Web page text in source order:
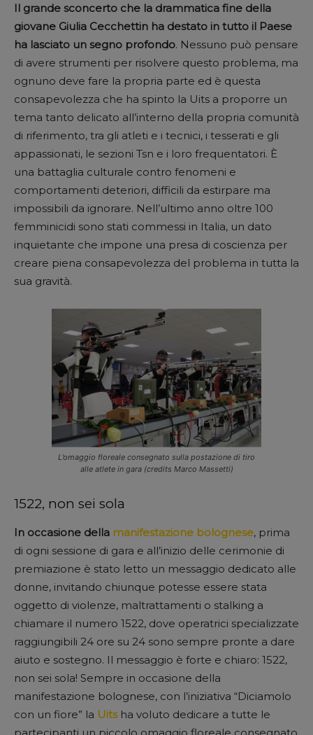
Il grande sconcerto che la drammatica fine della
giovane Giulia Cecchettin ha destato in tutto il Paese
ha lasciato un segno profondo. Nessuno può pensare
di avere strumenti per risolvere questo problema, ma
ognuno deve fare la propria parte ed è questa
consapevolezza che ha spinto la Uits a proporre un
tema tanto delicato all’interno della propria comunità
di riferimento, tra gli atleti e i tecnici, i tesserati e gli
appassionati, le sezioni Tsn e i loro frequentatori. È
una battaglia culturale contro fenomeni e
comportamenti deteriori, difficili da estirpare ma
impossibili da ignorare. Nell’ultimo anno oltre 100
femminicidi sono stati commessi in Italia, un dato
inquietante che impone una presa di coscienza per
creare piena consapevolezza del problema in tutta la
sua gravità.
L’omaggio floreale consegnato sulla postazione di tiro
alle atlete in gara (credits Marco Massetti)
1522, non sei sola
In occasione della manifestazione bolognese, prima
di ogni sessione di gara e all’inizio delle cerimonie di
premiazione è stato letto un messaggio dedicato alle
donne, invitando chiunque potesse essere stata
oggetto di violenze, maltrattamenti o stalking a
chiamare il numero 1522, dove operatrici specializzate
raggiungibili 24 ore su 24 sono sempre pronte a dare
aiuto e sostegno. Il messaggio è forte e chiaro: 1522,
non sei sola! Sempre in occasione della
manifestazione bolognese, con l’iniziativa “Diciamolo
con un fiore” la Uitsha voluto dedicare a tutte le